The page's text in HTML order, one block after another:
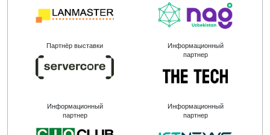
Партнёр выставки
Информационный
партнер
Информационный
партнер
Информационный
партнер